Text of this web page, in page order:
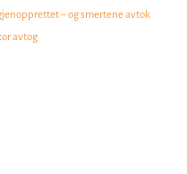
– og smertene avtok
avtog